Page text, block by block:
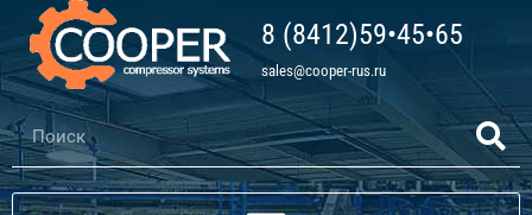
8 (8412)59•45•65
sales@cooper-rus.ru